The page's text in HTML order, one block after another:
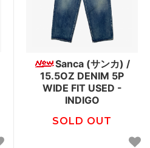
Sanca (サンカ) /
15.5OZ DENIM 5P
WIDE FIT USED -
INDIGO
SOLD OUT